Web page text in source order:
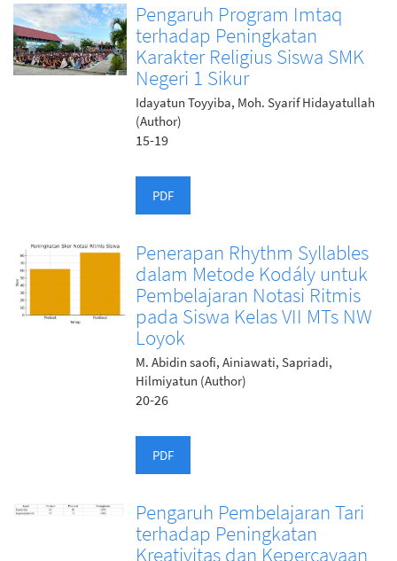
Pengaruh Program Imtaq
terhadap Peningkatan
Karakter Religius Siswa SMK
Negeri 1 Sikur
Idayatun Toyyiba, Moh. Syarif Hidayatullah
(Author)
15-19
PDF
Penerapan Rhythm Syllables
dalam Metode Kodály untuk
Pembelajaran Notasi Ritmis
pada Siswa Kelas VII MTs NW
Loyok
M. Abidin saofi, Ainiawati, Sapriadi,
Hilmiyatun (Author)
20-26
PDF
Pengaruh Pembelajaran Tari
terhadap Peningkatan
Kreativitas dan Kepercayaan